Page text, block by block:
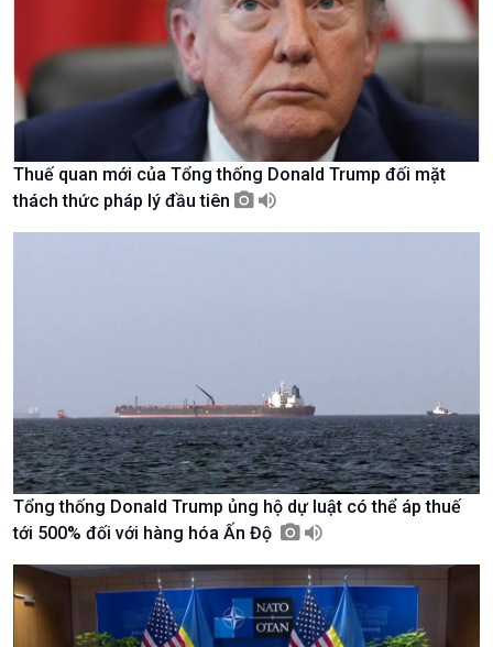
Bản tin
Chuyên mục
Theo dòng Thời sự
Thuế quan mới của Tổng thống Donald Trump đối mặt
thách thức pháp lý đầu tiên
Tổng thống Donald Trump ủng hộ dự luật có thể áp thuế
tới 500% đối với hàng hóa Ấn Độ